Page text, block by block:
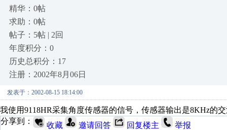
精华：0帖
求助：0帖
帖子：5帖 | 2回
年度积分：0
历史总积分：17
注册：2002年8月06日
发表于：2002-08-15 18:14:00
我使用9118HR采集角度传感器的信号，传感器输出是8KHz的
分享到：
收藏 邀请回答 回复楼主 举报